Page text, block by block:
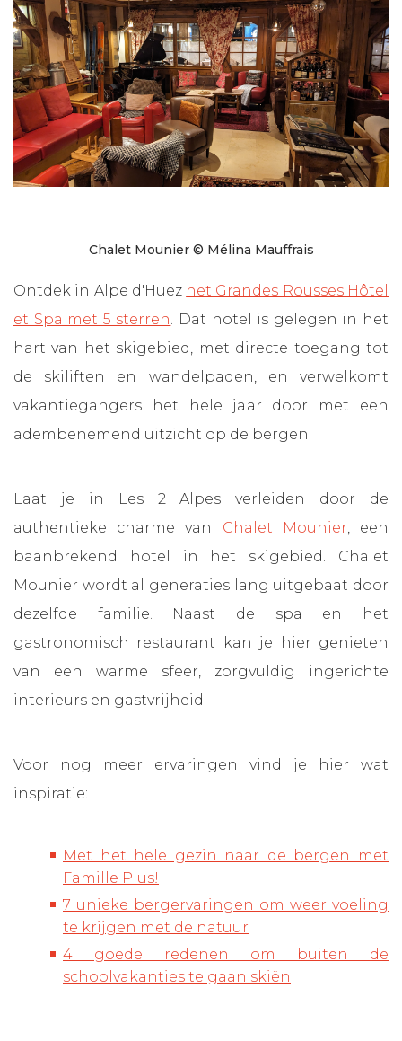
Chalet Mounier © Mélina Mauffrais
Ontdek in Alpe d'Huez het Grandes Rousses Hôtel
et Spa met 5 sterren
. Dat hotel is gelegen in het
hart van het skigebied, met directe toegang tot
de skiliften en wandelpaden, en verwelkomt
vakantiegangers het hele jaar door met een
adembenemend uitzicht op de bergen.
Laat je in Les 2 Alpes verleiden door de
authentieke charme van Chalet Mounier , een
baanbrekend hotel in het skigebied. Chalet
Mounier wordt al generaties lang uitgebaat door
dezelfde familie. Naast de spa en het
gastronomisch restaurant kan je hier genieten
van een warme sfeer, zorgvuldig ingerichte
interieurs en gastvrijheid.
Voor nog meer ervaringen vind je hier wat
inspiratie:
Met het hele gezin naar de bergen met
Famille Plus!
7 unieke bergervaringen om weer voeling
te krijgen met de natuur
4 goede redenen om buiten de
schoolvakanties te gaan skiën